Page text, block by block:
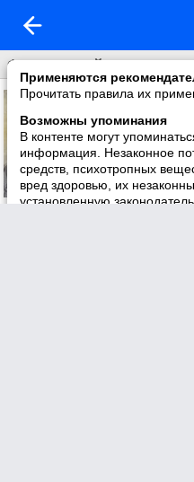
Применяются
Прочитать правила их
Возможны упоминания
В контенте могут
информация. Незаконное
средств, психотропных
вред здоровью, их
установленную
Фото со мной